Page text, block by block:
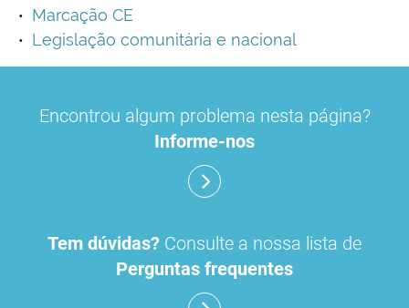
Marcação CE
Legislação comunitária e nacional
Encontrou algum problema nesta página?
Informe-nos
Tem dúvidas? Consulte a nossa lista de
Perguntas frequentes